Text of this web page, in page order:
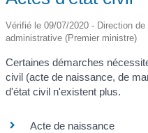
Vérifié le 09/07/2020 - Direction
administrative (Premier ministre)
Certaines démarches
civil (acte de naissance, de
d'état civil n'existent plus.
Acte de naissance